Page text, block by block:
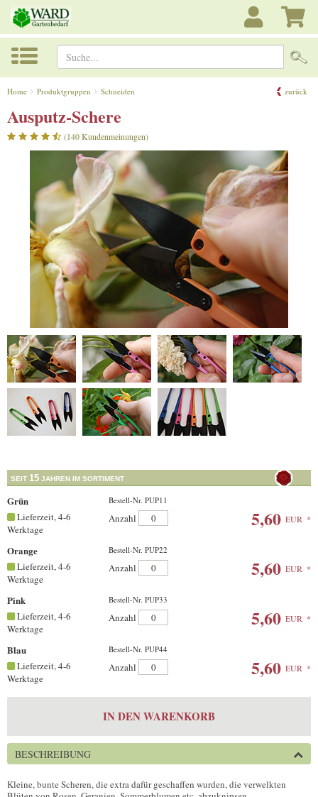
Suche...
Home Produktgruppen Schneiden zurück
Ausputz-Schere
(140 Kundenmeinungen)
SEIT 15 JAHREN IM SORTIMENT
Grün Bestell-Nr. PUP11
Lieferzeit, 4-6
Werktage
Anzahl 5,60 EUR *
Orange Bestell-Nr. PUP22
Lieferzeit, 4-6
Werktage
Anzahl 5,60 EUR *
Pink Bestell-Nr. PUP33
Lieferzeit, 4-6
Werktage
Anzahl 5,60 EUR *
Blau Bestell-Nr. PUP44
Lieferzeit, 4-6
Werktage
Anzahl 5,60 EUR *
IN DEN WARENKORB
BESCHREIBUNG
Kleine, bunte Scheren, die extra dafür geschaffen wurden, die verwelkten